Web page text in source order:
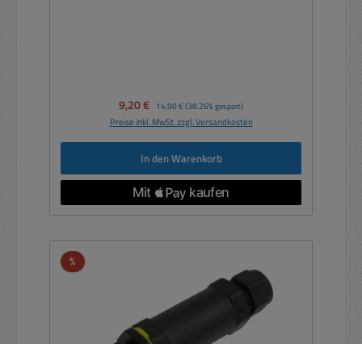
Verkaufspreis:
9,20 € Regulärer Preis:
14,90 € (38.26% gespart)
Preise inkl. MwSt. zzgl. Versandkosten
In den Warenkorb
%Rabatt